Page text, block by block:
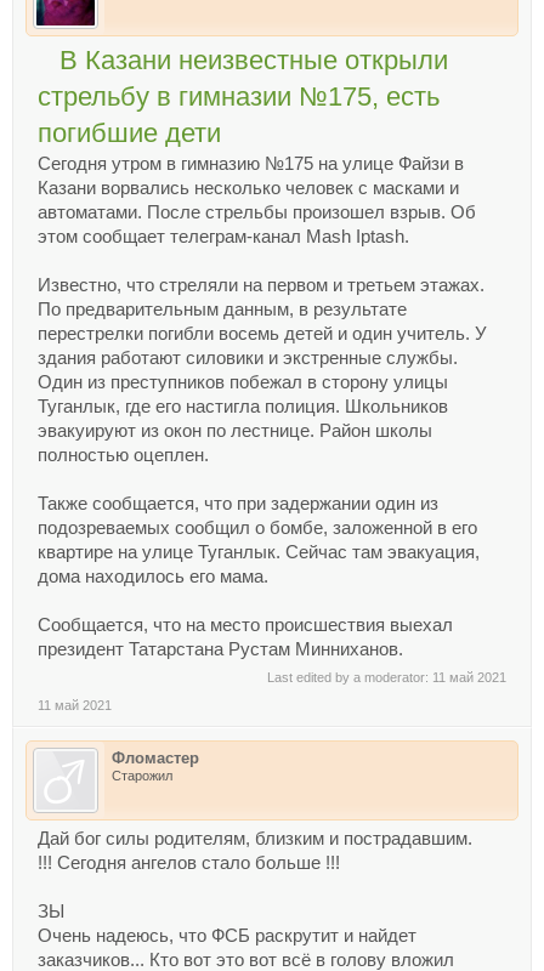
В Казани неизвестные открыли
стрельбу в гимназии №175, есть
погибшие дети
Сегодня утром в гимназию №175 на улице Файзи в
Казани ворвались несколько человек с масками и
автоматами. После стрельбы произошел взрыв. Об
этом сообщает телеграм-канал Mash Iptash.
Известно, что стреляли на первом и третьем этажах.
По предварительным данным, в результате
перестрелки погибли восемь детей и один учитель. У
здания работают силовики и экстренные службы.
Один из преступников побежал в сторону улицы
Туганлык, где его настигла полиция. Школьников
эвакуируют из окон по лестнице. Район школы
полностью оцеплен.
Также сообщается, что при задержании один из
подозреваемых сообщил о бомбе, заложенной в его
квартире на улице Туганлык. Сейчас там эвакуация,
дома находилось его мама.
Сообщается, что на место происшествия выехал
президент Татарстана Рустам Минниханов.
Last edited by a moderator: 11 май 2021
11 май 2021
Фломастер
Старожил
Дай бог силы родителям, близким и пострадавшим.
!!! Сегодня ангелов стало больше !!!
ЗЫ
Очень надеюсь, что ФСБ раскрутит и найдет
заказчиков... Кто вот это вот всё в голову вложил